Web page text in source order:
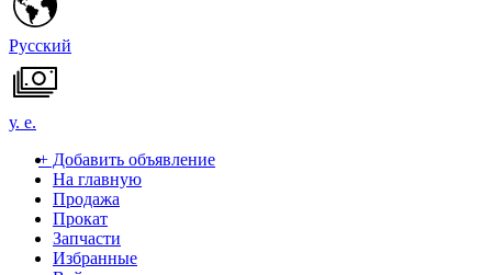
Русский
у. е.
+ Добавить объявление
На главную
Продажа
Прокат
Запчасти
Избранные